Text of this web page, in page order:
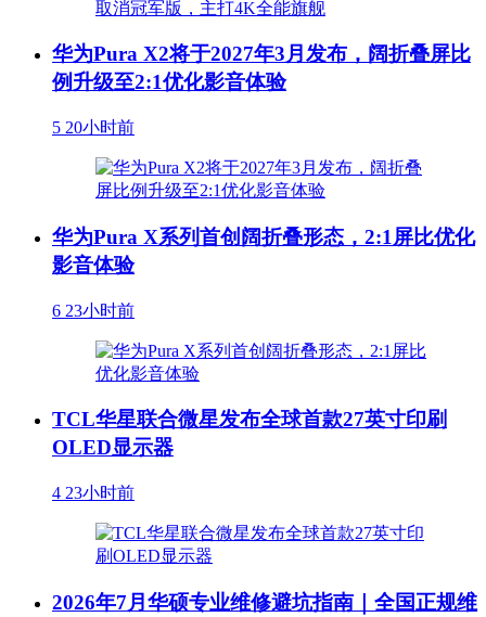
华为Pura X2将于2027年3月发布，阔折叠屏比
例升级至2:1优化影音体验
5 20小时前
华为Pura X系列首创阔折叠形态，2:1屏比优化
影音体验
6 23小时前
TCL华星联合微星发布全球首款27英寸印刷
OLED显示器
4 23小时前
2026年7月华硕专业维修避坑指南｜全国正规维